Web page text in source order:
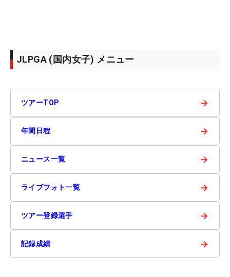
JLPGA (国内女子) メニュー
ツアーTOP →
年間日程 →
ニュース一覧 →
ライブフォト一覧 →
ツアー登録選手 →
記録成績 →